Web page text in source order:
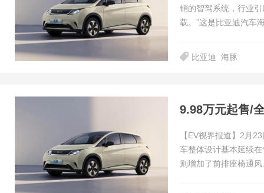
销的智驾系统，行业
载。”这是比亚迪汽车
比亚迪 海豚
【EV视界报道】2月
车整体设计基本延续
则增加了前排座椅通